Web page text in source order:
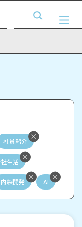
社員紹介
生活
内製開発 AI